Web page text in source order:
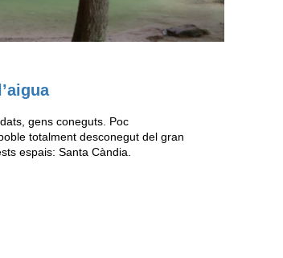
gens coneguts. Poc
totalment desconegut del gran
espais: Santa Càndia.